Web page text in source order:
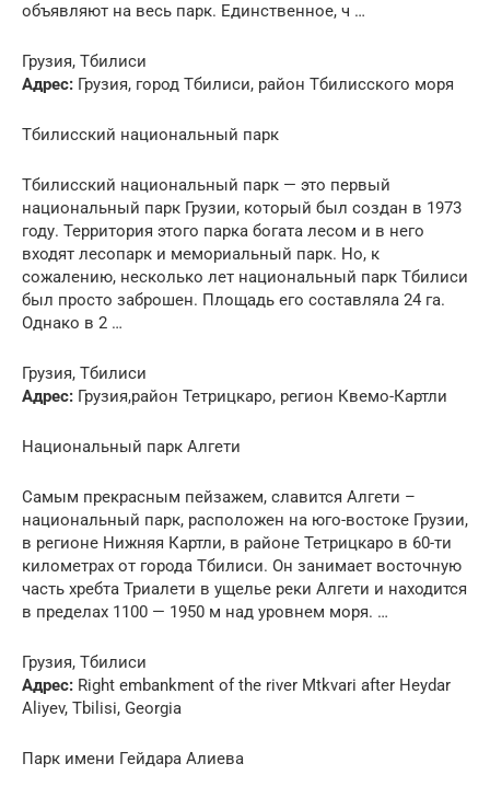
объявляют на весь парк. Единственное, ч …
Грузия, Тбилиси
Адрес: Грузия, город Тбилиси, район Тбилисского моря
Тбилисский национальный парк
Тбилисский национальный парк — это первый
национальный парк Грузии, который был создан в 1973
году. Территория этого парка богата лесом и в него
входят лесопарк и мемориальный парк. Но, к
сожалению, несколько лет национальный парк Тбилиси
был просто заброшен. Площадь его составляла 24 га.
Однако в 2 …
Грузия, Тбилиси
Адрес: Грузия,район Тетрицкаро, регион Квемо-Картли
Национальный парк Алгети
Самым прекрасным пейзажем, славится Алгети –
национальный парк, расположен на юго-востоке Грузии,
в регионе Нижняя Картли, в районе Тетрицкаро в 60-ти
километрах от города Тбилиси. Он занимает восточную
часть хребта Триалети в ущелье реки Алгети и находится
в пределах 1100 — 1950 м над уровнем моря. …
Грузия, Тбилиси
Адрес: Right embankment of the river Mtkvari after Heydar
Aliyev, Tbilisi, Georgia
Парк имени Гейдара Алиева